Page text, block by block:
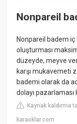
Nonpareil
Nonpareil badem iç
oluşturması
düzeyde, meyve
karşı mukavemeti
bademi olarak da
dolayı pazarlaması
Kaynak kaldırma
karaoklar.com